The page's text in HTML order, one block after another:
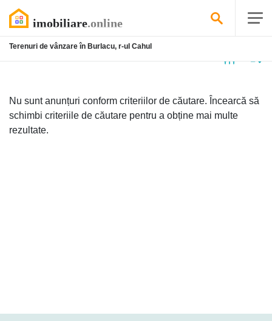
Terenuri de vânzare în Burlacu, r-ul Cahul
Nu sunt anunțuri conform criteriilor de căutare. Încearcă să
schimbi criteriile de căutare pentru a obține mai multe
rezultate.